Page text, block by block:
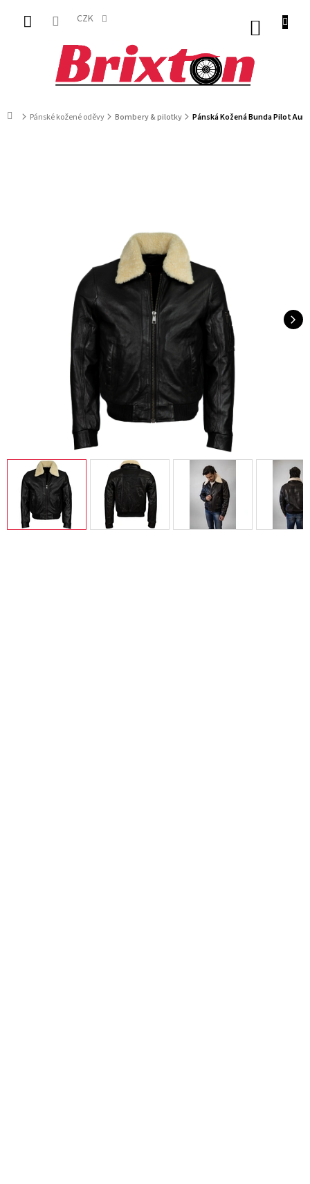
obsah
CZK
DomůPánské kožené oděvy Bombery & pilotky Pánská Kožená Bunda Pilot